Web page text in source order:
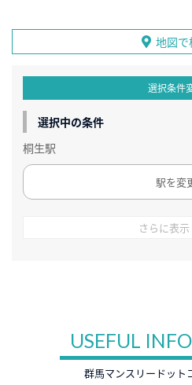
地図で
選択条件
選択中の条件
桐生駅
駅を変
さらに表示
USEFUL
群馬マンスリードット